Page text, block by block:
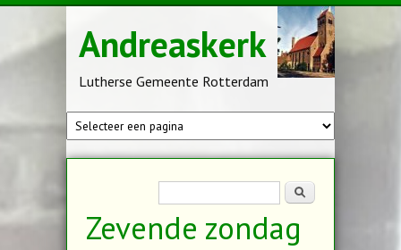
Andreaskerk
Lutherse Gemeente Rotterdam
Zoeken
Zevende zondag